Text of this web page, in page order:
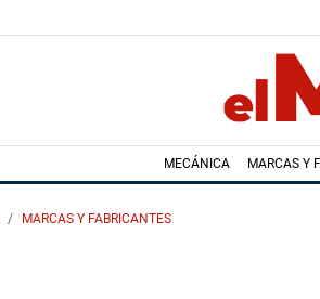
MECÁNICA MARCAS Y
MARCAS Y FABRICANTES